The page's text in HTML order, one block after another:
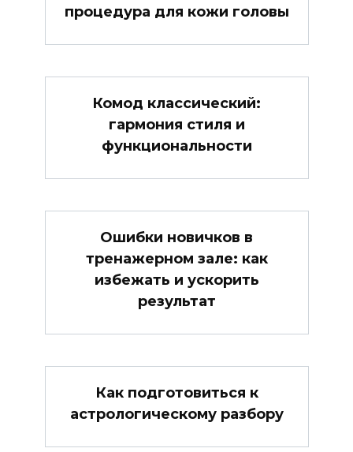
процедура для кожи головы
Комод классический:
гармония стиля и
функциональности
Ошибки новичков в
тренажерном зале: как
избежать и ускорить
результат
Как подготовиться к
астрологическому разбору